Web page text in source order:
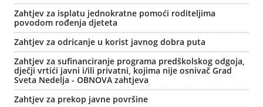
Zahtjev za isplatu jednokratne pomoći roditeljima
povodom rođenja djeteta
Zahtjev za odricanje u korist javnog dobra puta
Zahtjev za sufinanciranje programa predškolskog odgoja,
dječji vrtići javni i/ili privatni, kojima nije osnivač Grad
Sveta Nedelja - OBNOVA zahtjeva
Zahtjev za prekop javne površine